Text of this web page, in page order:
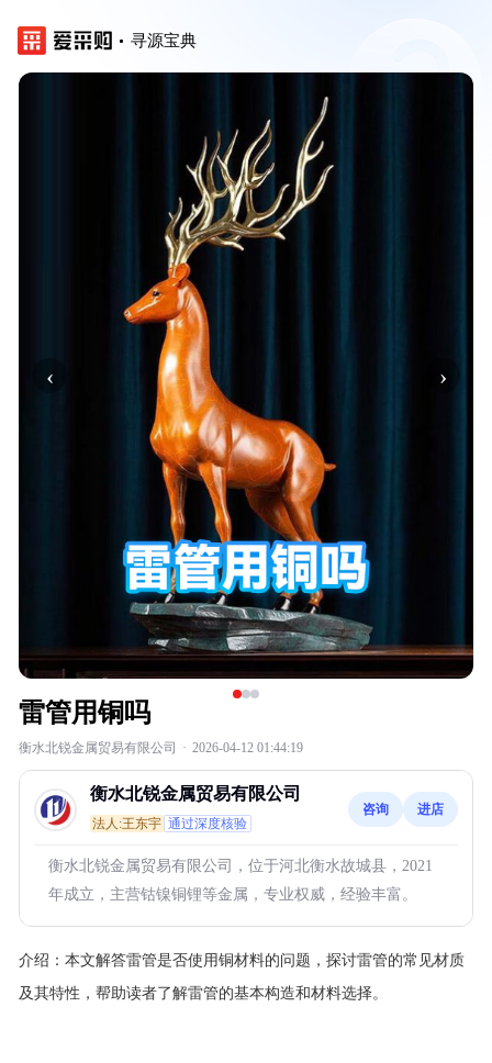
寻源宝典
‹ ›
雷管用铜吗
衡水北锐金属贸易有限公司 · 2026-04-12 01:44:19
衡水北锐金属贸易有限公司
法人:王东宇 通过深度核验
咨询 进店
衡水北锐金属贸易有限公司，位于河北衡水故城县，2021
年成立，主营钴镍铜锂等金属，专业权威，经验丰富。
介绍： 本文解答雷管是否使用铜材料的问题，探讨雷管的常见材质
及其特性，帮助读者了解雷管的基本构造和材料选择。